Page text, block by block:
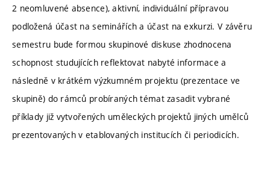
2 neomluvené absence), aktivní, individuální přípravou
podložená účast na seminářích a účast na exkurzi. V závěru
semestru bude formou skupinové diskuse zhodnocena
schopnost studujících reflektovat nabyté informace a
následně v krátkém výzkumném projektu (prezentace ve
skupině) do rámců probíraných témat zasadit vybrané
příklady již vytvořených uměleckých projektů jiných umělců
prezentovaných v etablovaných institucích či periodicích.